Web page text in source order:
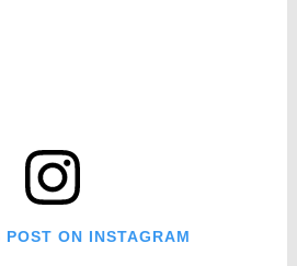
POST ON INSTAGRAM